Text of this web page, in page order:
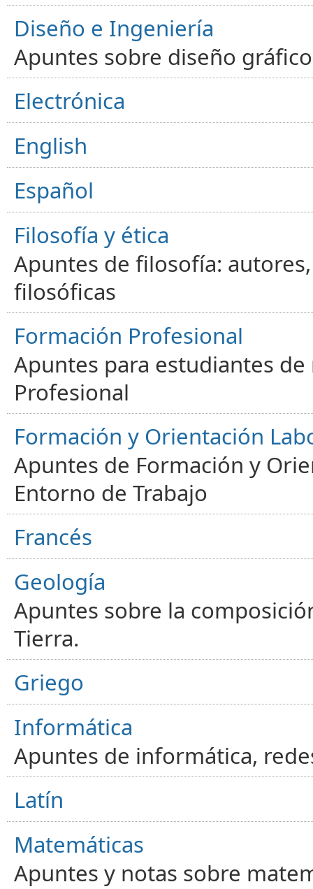
Diseño e Ingeniería
Apuntes sobre diseño
Electrónica
English
Español
Filosofía y ética
Apuntes de filosofía:
filosóficas
Formación Profesional
Apuntes para estudiantes
Profesional
Formación y Orientación
Apuntes de Formación y
Entorno de Trabajo
Francés
Geología
Apuntes sobre la
Tierra.
Griego
Informática
Apuntes de informática,
Latín
Matemáticas
Apuntes y notas sobre